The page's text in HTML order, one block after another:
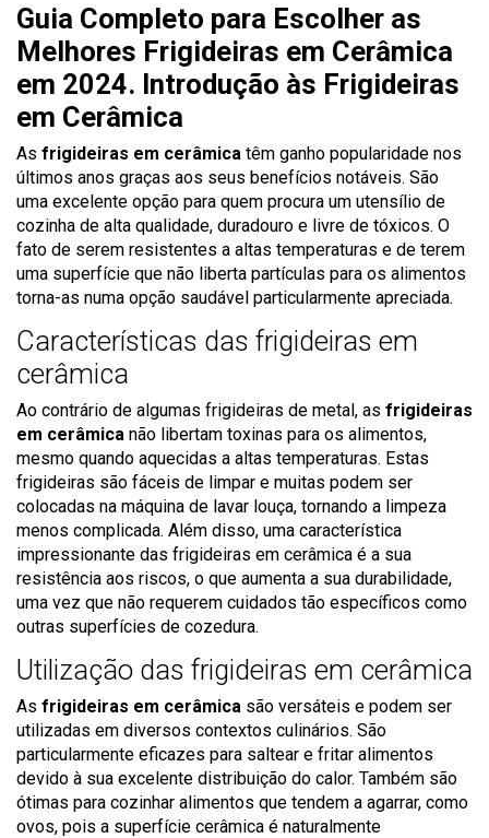
Guia Completo para Escolher as
Melhores Frigideiras em Cerâmica
em 2024. Introdução às Frigideiras
em Cerâmica
As frigideiras em cerâmica têm ganho popularidade nos
últimos anos graças aos seus benefícios notáveis. São
uma excelente opção para quem procura um utensílio de
cozinha de alta qualidade, duradouro e livre de tóxicos. O
fato de serem resistentes a altas temperaturas e de terem
uma superfície que não liberta partículas para os alimentos
torna-as numa opção saudável particularmente apreciada.
Características das frigideiras em
cerâmica
Ao contrário de algumas frigideiras de metal, as frigideiras
em cerâmica não libertam toxinas para os alimentos,
mesmo quando aquecidas a altas temperaturas. Estas
frigideiras são fáceis de limpar e muitas podem ser
colocadas na máquina de lavar louça, tornando a limpeza
menos complicada. Além disso, uma característica
impressionante das frigideiras em cerâmica é a sua
resistência aos riscos, o que aumenta a sua durabilidade,
uma vez que não requerem cuidados tão específicos como
outras superfícies de cozedura.
Utilização das frigideiras em cerâmica
As frigideiras em cerâmica são versáteis e podem ser
utilizadas em diversos contextos culinários. São
particularmente eficazes para saltear e fritar alimentos
devido à sua excelente distribuição do calor. Também são
ótimas para cozinhar alimentos que tendem a agarrar, como
ovos, pois a superfície cerâmica é naturalmente